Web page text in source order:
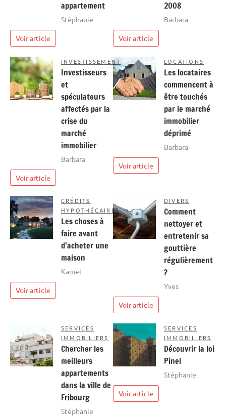
appartement
Stéphanie
Voir article
2008
Barbara
Voir article
INVESTISSEMENT
Investisseurs
et
spéculateurs
affectés par la
crise du
marché
immobilier
Barbara
Voir article
LOCATIONS
Les locataires
commencent à
être touchés
par le marché
immobilier
déprimé
Barbara
Voir article
CRÉDITS
HYPOTHÉCAIRES
Les choses à
faire avant
d’acheter une
maison
Kamel
Voir article
DIVERS
Comment
nettoyer et
entretenir sa
gouttière
régulièrement
?
Yves
Voir article
SERVICES
IMMOBILIERS
Chercher les
meilleurs
appartements
dans la ville de
Fribourg
Stéphanie
SERVICES
IMMOBILIERS
Découvrir la loi
Pinel
Stéphanie
Voir article